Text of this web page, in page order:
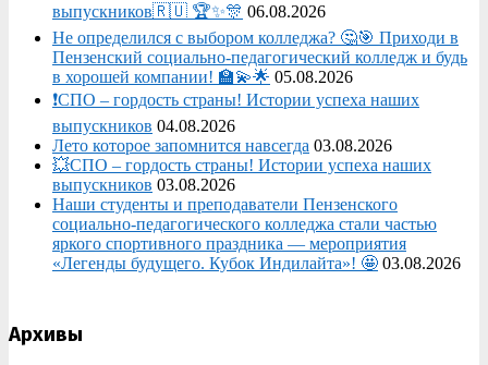
выпускников🇷🇺 🏆✨🎊 06.08.2026
Не определился с выбором колледжа? 🤔🎯 Приходи в
Пензенский социально-педагогический колледж и будь
в хорошей компании! 🏫💫🌟 05.08.2026
❗СПО – гордость страны! Истории успеха наших
выпускников 04.08.2026
Лето которое запомнится навсегда 03.08.2026
💥СПО – гордость страны! Истории успеха наших
выпускников 03.08.2026
Наши студенты и преподаватели Пензенского
социально‑педагогического колледжа стали частью
яркого спортивного праздника — мероприятия
«Легенды будущего. Кубок Индилайта»! 🤩 03.08.2026
Архивы